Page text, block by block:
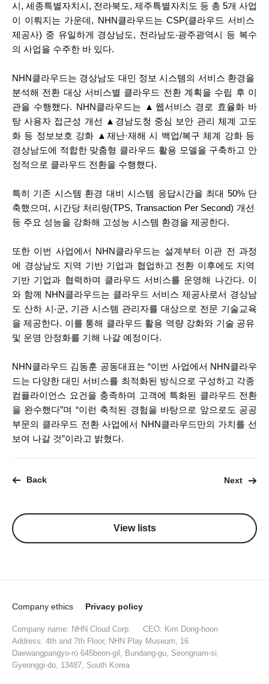
시, 세종특별자치시, 전라북도, 제주특별자치도 등 총 5개 사업
이 이뤄지는 가운데, NHN클라우드는 CSP(클라우드 서비스
제공사) 중 유일하게 경상남도, 전라남도‧광주광역시 등 복수
의 사업을 수주한 바 있다.
NHN클라우드는 경상남도 대민 정보 시스템의 서비스 환경을
분석해 전환 대상 서비스별 클라우드 전환 계획을 수립 후 이
관을 수행했다. NHN클라우드는 ▲웹서비스 경로 효율화 바
탕 사용자 접근성 개선 ▲경남도청 중심 보안 관리 체계 고도
화 등 정보보호 강화 ▲재난·재해 시 백업/복구 체계 강화 등
경상남도에 적합한 맞춤형 클라우드 활용 모델을 구축하고 안
정적으로 클라우드 전환을 수행했다.
특히 기존 시스템 환경 대비 시스템 응답시간을 최대 50% 단
축했으며, 시간당 처리량(TPS, Transaction Per Second) 개선
등 주요 성능을 강화해 고성능 시스템 환경을 제공한다.
또한 이번 사업에서 NHN클라우드는 설계부터 이관 전 과정
에 경상남도 지역 기반 기업과 협업하고 전환 이후에도 지역
기반 기업과 협력하며 클라우드 서비스를 운영해 나간다. 이
와 함께 NHN클라우드는 클라우드 서비스 제공사로서 경상남
도 산하 시‧군, 기관 시스템 관리자를 대상으로 전문 기술교육
을 제공한다. 이를 통해 클라우드 활용 역량 강화와 기술 공유
및 운영 안정화를 기해 나갈 예정이다.
NHN클라우드 김동훈 공동대표는 “이번 사업에서 NHN클라우
드는 다양한 대민 서비스를 최적화된 방식으로 구성하고 각종
컴플라이언스 요건을 충족하며 고객에 특화된 클라우드 전환
을 완수했다”며 “이런 축적된 경험을 바탕으로 앞으로도 공공
부문의 클라우드 전환 사업에서 NHN클라우드만의 가치를 선
보여 나갈 것”이라고 밝혔다.
Back Next
View lists
Company ethics Privacy policy
Company name: NHN Cloud Corp.
CEO: Kim Dong-hoon
Address: 4th and 7th Floor, NHN Play Museum, 16
Daewangpangyo-ro 645beon-gil, Bundang-gu, Seongnam-si,
Gyeonggi-do, 13487, South Korea